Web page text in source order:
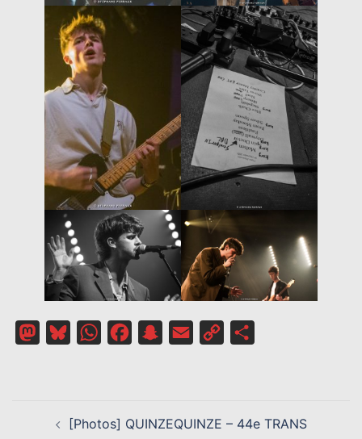
MastodonBlueskyWhatsAppFacebookSnapchat
Email
Copy
D’ARTICLE[Photos] QUINZEQUINZE – 44e TRANS